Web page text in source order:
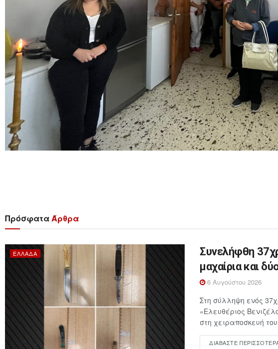
ΠρόσφαταΆρθρα
ΕΛΛΆΔΑ
Συνελήφθη
μαχαίρια και
6 Αυγούστου 2026
Στη σύλληψη ενός
«Ελευθέριος
στη χειραποσκευή
ΔΙΑΒΆΣΤΕ